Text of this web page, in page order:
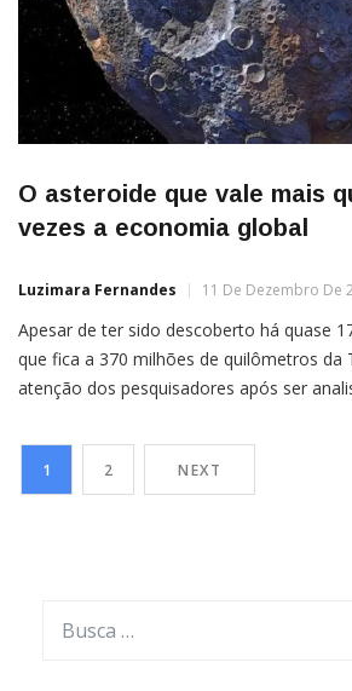
O asteroide que vale mais
vezes a economia global
Luzimara Fernandes 11 De Dezembro De
Apesar de ter sido descoberto há quase
que fica a 370 milhões de quilômetros da
atenção dos pesquisadores após ser
afinal? Astrônomos e astrofísicos nem
conclusão unânime, mas sem dúvida
1 2 NEXT